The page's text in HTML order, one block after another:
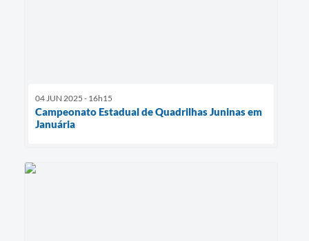
04 JUN 2025 - 16h15
Campeonato Estadual de Quadrilhas Juninas em
Januária